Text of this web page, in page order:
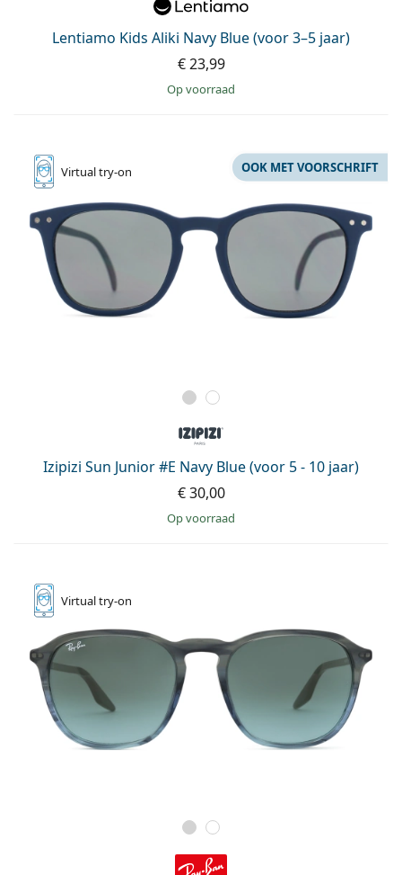
Lentiamo Kids Aliki Navy Blue (voor 3–5 jaar)
€ 23,99
op voorraad
Virtualtry-on
Izipizi Sun Junior #E Navy Blue (voor 5 - 10 jaar)
OOK MET VOORSCHRIFT
€ 30,00
op voorraad
Virtualtry-on